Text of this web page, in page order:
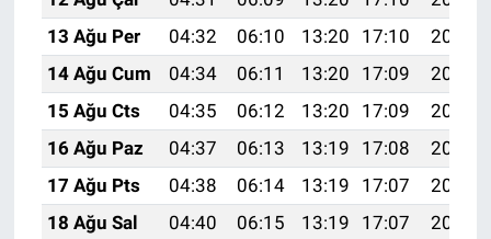
13 Ağu Per
04:32 06:10 13:20 17:10
20:19
14 Ağu Cum
04:34 06:11 13:20 17:09
20:18
15 Ağu Cts
04:35 06:12 13:20 17:09
20:17
16 Ağu Paz
04:37 06:13 13:19 17:08
20:15
17 Ağu Pts
04:38 06:14 13:19 17:07
20:14
18 Ağu Sal
04:40 06:15 13:19 17:07
20:12